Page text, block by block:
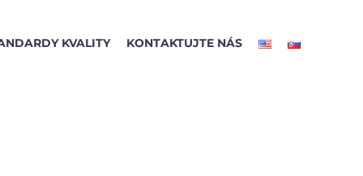
KVALITY KONTAKTUJTE NÁS